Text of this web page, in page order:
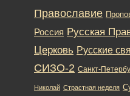
Православие
Россия Русская
Церковь Русские
СИЗО-2 Санкт-
Николай Страстная неделя